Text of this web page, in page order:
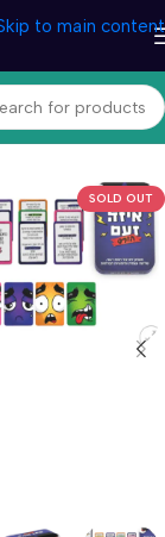
to main content
עמוד הבית/טיפול
SOLD OUT